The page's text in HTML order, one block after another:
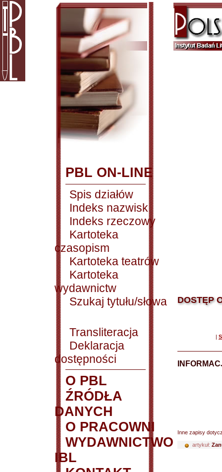
PBL ON-LINE
Spis działów
Indeks nazwisk
Indeks rzeczowy
Kartoteka
czasopism
Kartoteka teatrów
Kartoteka
wydawnictw
Szukaj tytułu/słowa
Transliteracja
Deklaracja
dostępności
O PBL
ŹRÓDŁA
DANYCH
O PRACOWNI
WYDAWNICTWO
IBL
DOSTĘP
|
Inne zapisy
artykuł: